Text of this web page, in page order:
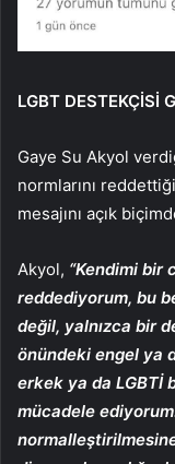
LGBT DESTEKÇİSİ
Gaye Su Akyol
normlarını
mesajını açık
Akyol, “Kendimi bir
reddediyorum, bu
değil, yalnızca bir
önündeki engel ya
erkek ya da LGBTİ
mücadele